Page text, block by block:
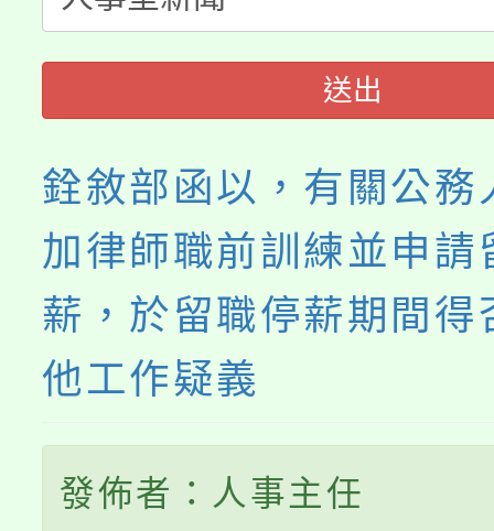
《TA101》溝通分析基
程，歡迎學生輔導中心
系所師生報名參加。
送出
銓敘部函以，有關公務
加律師職前訓練並申請
薪，於留職停薪期間得
他工作疑義
發佈者：人事主任